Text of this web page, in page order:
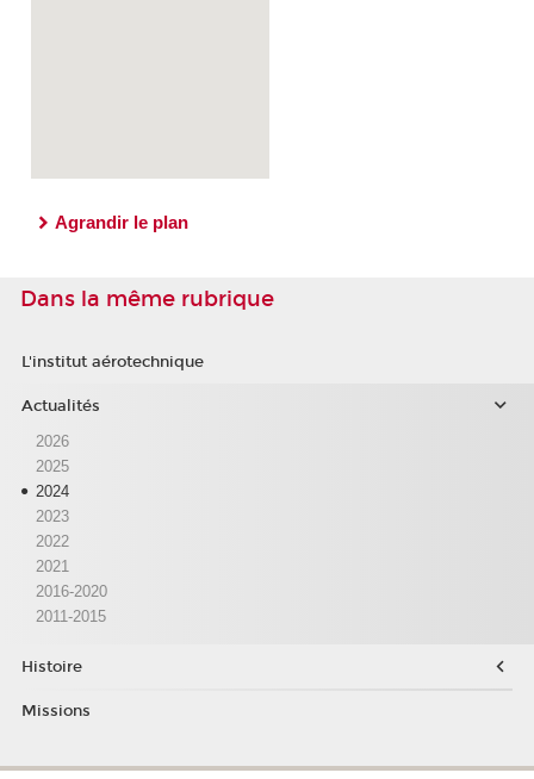
Agrandir le plan
Dans la même rubrique
L'institut aérotechnique
Actualités
2026
2025
2024
2023
2022
2021
2016-2020
2011-2015
Histoire
Missions